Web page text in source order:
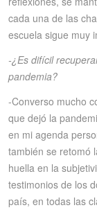
cada una de las
escuela sigue muy
-¿Es difícil
pandemia?
-Converso mucho
que dejó la
en mi agenda
también se retomó
huella en la
testimonios de los
país, en todas las